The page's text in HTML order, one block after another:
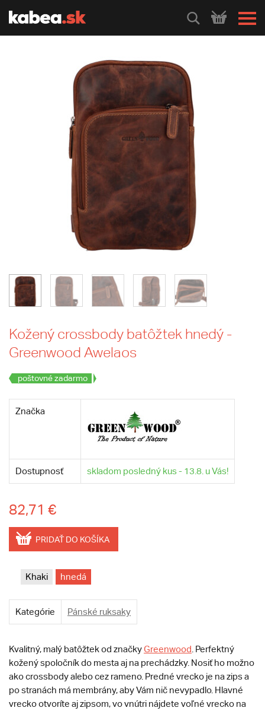
HLEDEJ
Kožený crossbody batôžtek hnedý -
Greenwood Awelaos
poštovné zadarmo
Značka
Dostupnosť skladom posledný kus - 13.8. u Vás!
82,71 €
PRIDAŤ DO KOŠÍKA
Khaki hnedá
Kategórie Pánské ruksaky
Kvalitný, malý batôžtek od značkyGreenwood . Perfektný
kožený spoločník do mesta aj na prechádzky. Nosiť ho možno
ako crossbody alebo cez rameno. Predné vrecko je na zips a
po stranách má membrány, aby Vám nič nevypadlo. Hlavné
vrecko otvoríte aj zipsom, vo vnútri nájdete voľné vrecko na